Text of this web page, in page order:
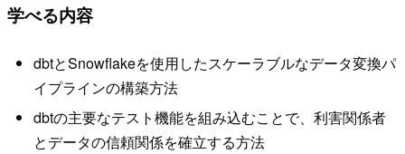
学べる内容
dbtとSnowflakeを使用したスケーラブルなデータ変換パ
イプラインの構築方法
dbtの主要なテスト機能を組み込むことで、利害関係者
とデータの信頼関係を確立する方法